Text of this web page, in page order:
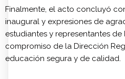
Finalmente, el acto concluyó
inaugural y expresiones de
estudiantes y representantes de
compromiso de la Dirección
educación segura y de calidad.